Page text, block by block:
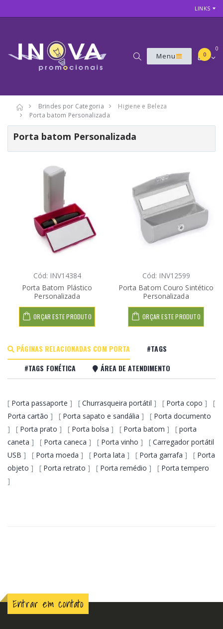
LINKS
Menu
0
0
Brindes por Categoria
Higiene e Beleza
Porta batom Personalizada
Porta batom Personalizada
Cód: INV14384
Porta Batom Plástico
Personalizada
ORÇAR ESTE PRODUTO
Cód: INV12599
Porta Batom Couro Sintético
Personalizada
ORÇAR ESTE PRODUTO
PÁGINAS RELACIONADAS COM PORTA
#TAGS
#TAGS FONÉTICA
ÁREA DE ATENDIMENTO
[ Porta passaporte ] [ Churrasqueira portátil ] [ Porta copo ] [
Porta cartão ] [ Porta sapato e sandália ] [ Porta documento
] [ Porta prato ] [ Porta bolsa ] [ Porta batom ] [ porta
caneta ] [ Porta caneca ] [ Porta vinho ] [ Carregador portátil
USB ] [ Porta moeda ] [ Porta lata ] [ Porta garrafa ] [ Porta
objeto ] [ Porta retrato ] [ Porta remédio ] [ Porta tempero
]
Entrar em contato